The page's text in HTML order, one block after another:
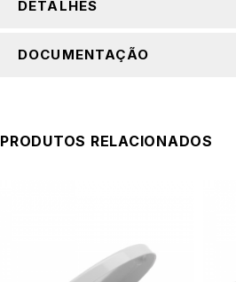
DETALHES
DOCUMENTAÇÃO
PRODUTOS RELACIONADOS